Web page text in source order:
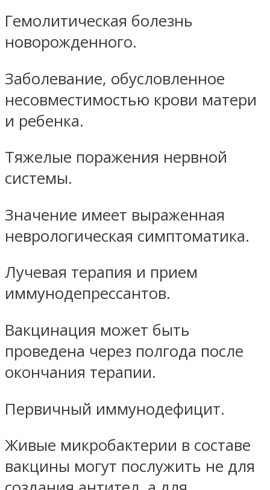
Гемолитическая болезнь
новорожденного.
Заболевание, обусловленное
несовместимостью крови матери
и ребенка.
Тяжелые поражения нервной
системы.
Значение имеет выраженная
неврологическая симптоматика.
Лучевая терапия и прием
иммунодепрессантов.
Вакцинация может быть
проведена через полгода после
окончания терапии.
Первичный иммунодефицит.
Живые микробактерии в составе
вакцины могут послужить не для